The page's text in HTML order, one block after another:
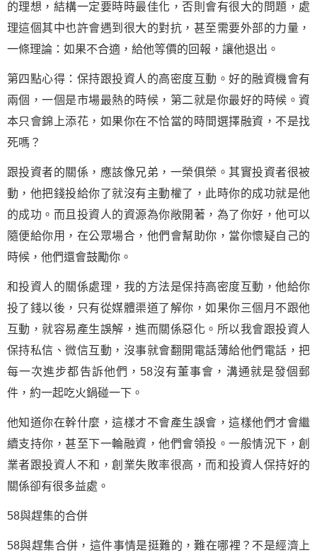
的理想，結構一定要時時最佳化，否則會有很大的問題，處
理這個其中也許會遇到很大的對抗，甚至需要外部的力量，
一條理論：如果不合適，給他等價的回報，讓他退出。
第四點心得：保持跟投資人的高密度互動。好的融資機會有
兩個，一個是市場最熱的時候，第二就是你最好的時候。資
本只會錦上添花，如果你在不恰當的時間選擇融資，不是找
死嗎？
跟投資者的關係，應該像兄弟，一榮俱榮。其實投資者很被
動，他把錢投給你了就沒有主動權了，此時你的成功就是他
的成功。而且投資人的資源為你敞開著，為了你好，他可以
隨便給你用，在公眾場合，他們會幫助你，當你懷疑自己的
時候，他們還會鼓勵你。
和投資人的關係處理，我的方法是保持高密度互動，他給你
投了錢以後，只有從媒體渠道了解你，如果你三個月不跟他
互動，就容易產生誤解，進而關係惡化。所以我會跟投資人
保持私信、微信互動，沒事就會翻開電話薄給他們電話，把
每一次進步都告訴他們，58沒有董事會，溝通就是發個郵
件，約一起吃火鍋碰一下。
他知道你在幹什麼，這樣才不會產生誤會，這樣他們才會繼
續支持你，甚至下一輪融資，他們會領投。一般情況下，創
業者跟投資人不和，創業失敗率很高，而和投資人保持好的
關係卻有很多益處。
58與趕集的合併
58與趕集合併，這件事情是挺難的，難在哪裡？不是經濟上